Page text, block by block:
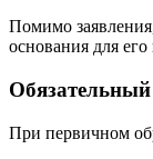
Помимо
основания для его
Обязательный
При первичном